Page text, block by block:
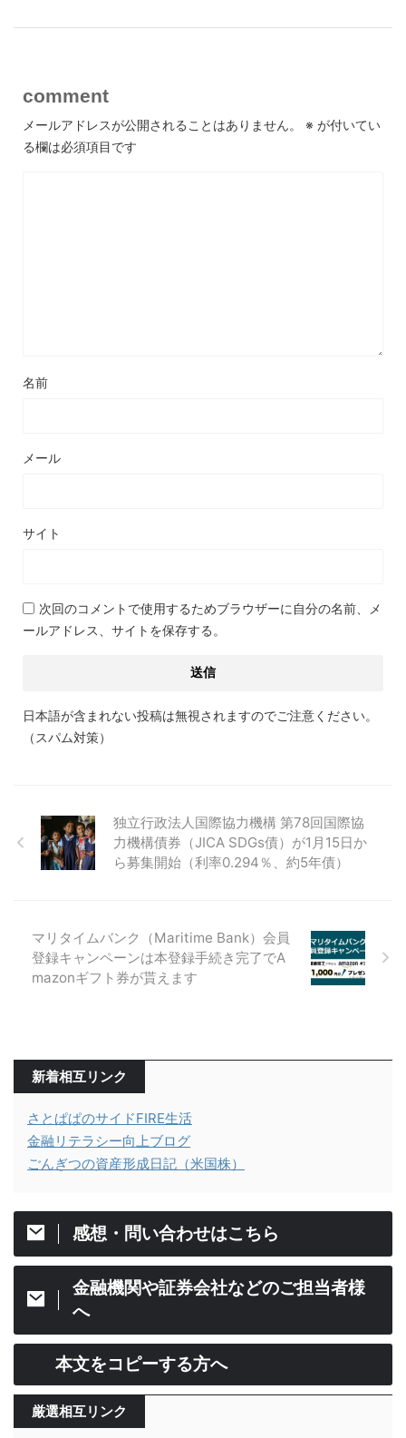
comment
メールアドレスが公開されることはありません。 ※ が付いてい
る欄は必須項目です
名前
メール
サイト
次回のコメントで使用するためブラウザーに自分の名前、メ
ールアドレス、サイトを保存する。
日本語が含まれない投稿は無視されますのでご注意ください。
（スパム対策）
独立行政法人国際協力機構 第78回国際協
力機構債券（JICA SDGs債）が1月15日か
ら募集開始（利率0.294％、約5年債）
マリタイムバンク（Maritime Bank）会員
登録キャンペーンは本登録手続き完了でA
mazonギフト券が貰えます
新着相互リンク
さとぱぱのサイドFIRE生活
金融リテラシー向上ブログ
ごんぎつの資産形成日記（米国株）
感想・問い合わせはこちら
金融機関や証券会社などのご担当者様
へ
本文をコピーする方へ
厳選相互リンク